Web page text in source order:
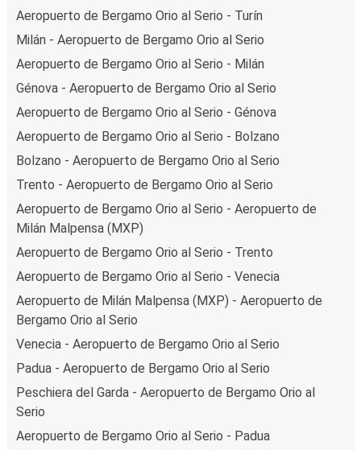
Aeropuerto de Bergamo Orio al Serio - Turín
Milán - Aeropuerto de Bergamo Orio al Serio
Aeropuerto de Bergamo Orio al Serio - Milán
Génova - Aeropuerto de Bergamo Orio al Serio
Aeropuerto de Bergamo Orio al Serio - Génova
Aeropuerto de Bergamo Orio al Serio - Bolzano
Bolzano - Aeropuerto de Bergamo Orio al Serio
Trento - Aeropuerto de Bergamo Orio al Serio
Aeropuerto de Bergamo Orio al Serio - Aeropuerto de
Milán Malpensa (MXP)
Aeropuerto de Bergamo Orio al Serio - Trento
Aeropuerto de Bergamo Orio al Serio - Venecia
Aeropuerto de Milán Malpensa (MXP) - Aeropuerto de
Bergamo Orio al Serio
Venecia - Aeropuerto de Bergamo Orio al Serio
Padua - Aeropuerto de Bergamo Orio al Serio
Peschiera del Garda - Aeropuerto de Bergamo Orio al
Serio
Aeropuerto de Bergamo Orio al Serio - Padua